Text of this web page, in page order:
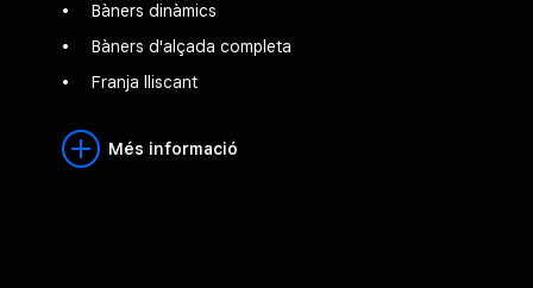
Bàners dinàmics
Bàners d'alçada completa
Franja lliscant
Més informació